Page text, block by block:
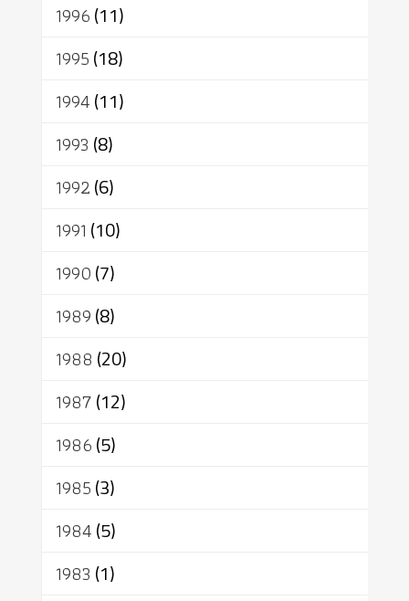
1996(11)
1995(18)
1994(11)
1993 (8)
1992(6)
1991 (10)
1990(7)
1989(8)
1988 (20)
1987(12)
1986(5)
1985(3)
1984(5)
1983 (1)